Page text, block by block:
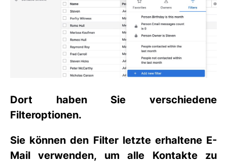
Dort haben Sie verschiedene
Filteroptionen.
Sie können den Filter letzte erhaltene E-
Mail verwenden, um alle Kontakte zu